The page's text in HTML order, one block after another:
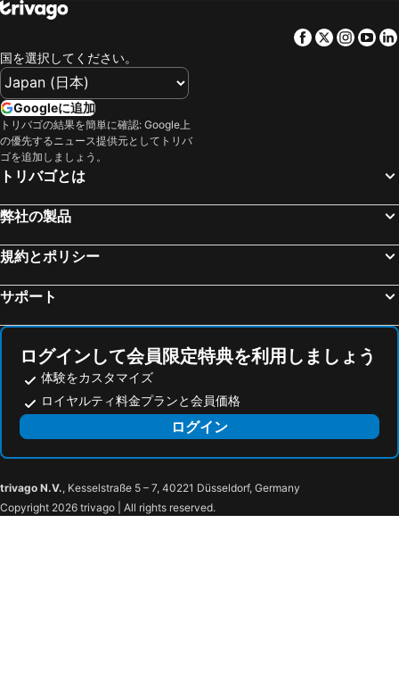
Facebook
Twitter
国を選択してください。
Googleに追加
トリバゴの結果を簡単に確認: Google上
の優先するニュース提供元としてトリバ
ゴを追加しましょう。
トリバゴとは
弊社の製品
規約とポリシー
サポート
ログインして会員限定特典を利用しましょう
体験をカスタマイズ
ロイヤルティ料金プランと会員価格
ログイン
trivago N.V., Kesselstraße 5 – 7, 40221 Düsseldorf, Germany
Copyright 2026 trivago | All rights reserved.